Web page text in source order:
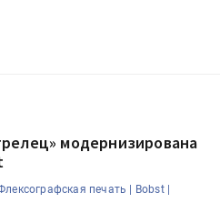
модернизирована
печать | Bobst |
28 июля